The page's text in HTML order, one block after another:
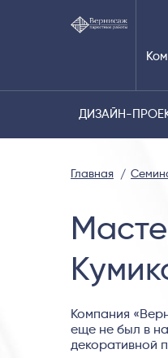
ДИЗАЙН-
Главная
Компания
еще не был в
декоративной